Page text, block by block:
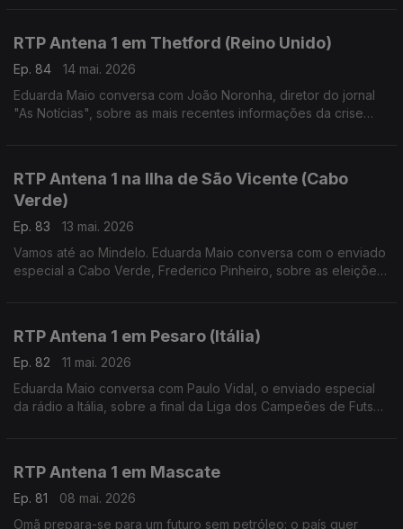
RTP Antena 1 em Thetford (Reino Unido)
Ep. 84
14 mai. 2026
Eduarda Maio conversa com João Noronha, diretor do jornal
"As Notícias", sobre as mais recentes informações da crise
RTP Antena 1 na Ilha de São Vicente (Cabo
Verde)
Ep. 83
13 mai. 2026
Vamos até ao Mindelo. Eduarda Maio conversa com o enviado
especial a Cabo Verde, Frederico Pinheiro, sobre as eleições
RTP Antena 1 em Pesaro (Itália)
Ep. 82
11 mai. 2026
Eduarda Maio conversa com Paulo Vidal, o enviado especial
da rádio a Itália, sobre a final da Liga dos Campeões de Futsal,
RTP Antena 1 em Mascate
Ep. 81
08 mai. 2026
Omã prepara-se para um futuro sem petróleo: o país quer